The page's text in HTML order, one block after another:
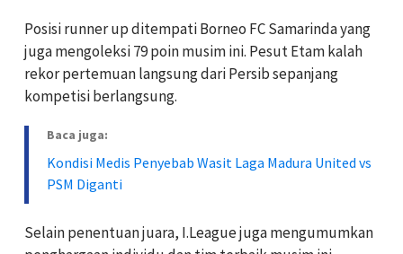
Posisi runner up ditempati Borneo FC Samarinda yang
juga mengoleksi 79 poin musim ini. Pesut Etam kalah
rekor pertemuan langsung dari Persib sepanjang
kompetisi berlangsung.
Baca juga:
Kondisi Medis Penyebab Wasit Laga Madura United vs
PSM Diganti
Selain penentuan juara, I.League juga mengumumkan